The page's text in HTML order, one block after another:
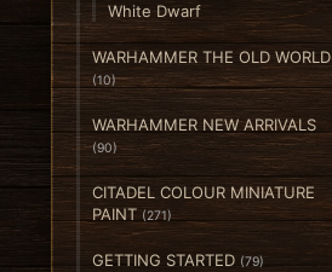
White Dwarf
WARHAMMER THE OLD WORLD
(10)
WARHAMMER NEW ARRIVALS
(90)
CITADEL COLOUR MINIATURE
PAINT (271)
GETTING STARTED (79)